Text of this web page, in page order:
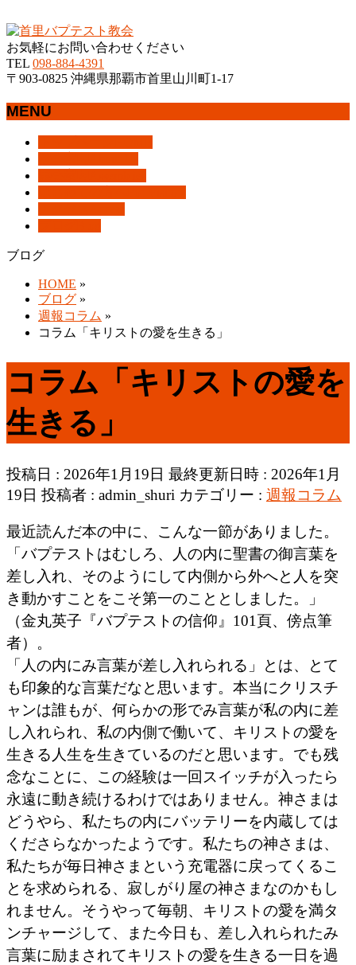
お気軽にお問い合わせください
TEL 098-884-4391
〒903-0825 沖縄県那覇市首里山川町1-17
MENU
す
ブログ
HOME »
ブログ »
週報コラム »
コラム「キリストの愛を生きる」
コラム「キリストの愛を
生きる」
投稿日 : 2026年1月19日 最終更新日時 : 2026年1月
19日 投稿者 : admin_shuri カテゴリー : 週報コラム
最近読んだ本の中に、こんな一節がありました。
「バプテストはむしろ、人の内に聖書の御言葉を
差し入れ、そのようにして内側から外へと人を突
き動かすことをこそ第一のこととしました。」
（金丸英子『バプテストの信仰』101頁、傍点筆
者）。
「人の内にみ言葉が差し入れられる」とは、とて
も印象的な言葉だなと思います。本当にクリスチ
ャンは誰もが、何らかの形でみ言葉が私の内に差
し入れられ、私の内側で働いて、キリストの愛を
生きる人生を生きているのだと思います。でも残
念なことに、この経験は一回スイッチが入ったら
永遠に動き続けるわけではありません。神さまは
どうやら、私たちの内にバッテリーを内蔵しては
くださらなかったようです。私たちの神さまは、
私たちが毎日神さまという充電器に戻ってくるこ
とを求められる、寂しがり屋の神さまなのかもし
れません。そうやって毎朝、キリストの愛を満タ
ンチャージして、また今日も、差し入れられたみ
言葉に励まされてキリストの愛を生きる一日を過